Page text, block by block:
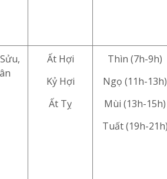
Ất Hợi
Kỷ Hợi
Ất Tỵ
Thìn (7h-9h)
Ngọ (11h-13h)
Mùi (13h-15h)
Tuất (19h-21h)